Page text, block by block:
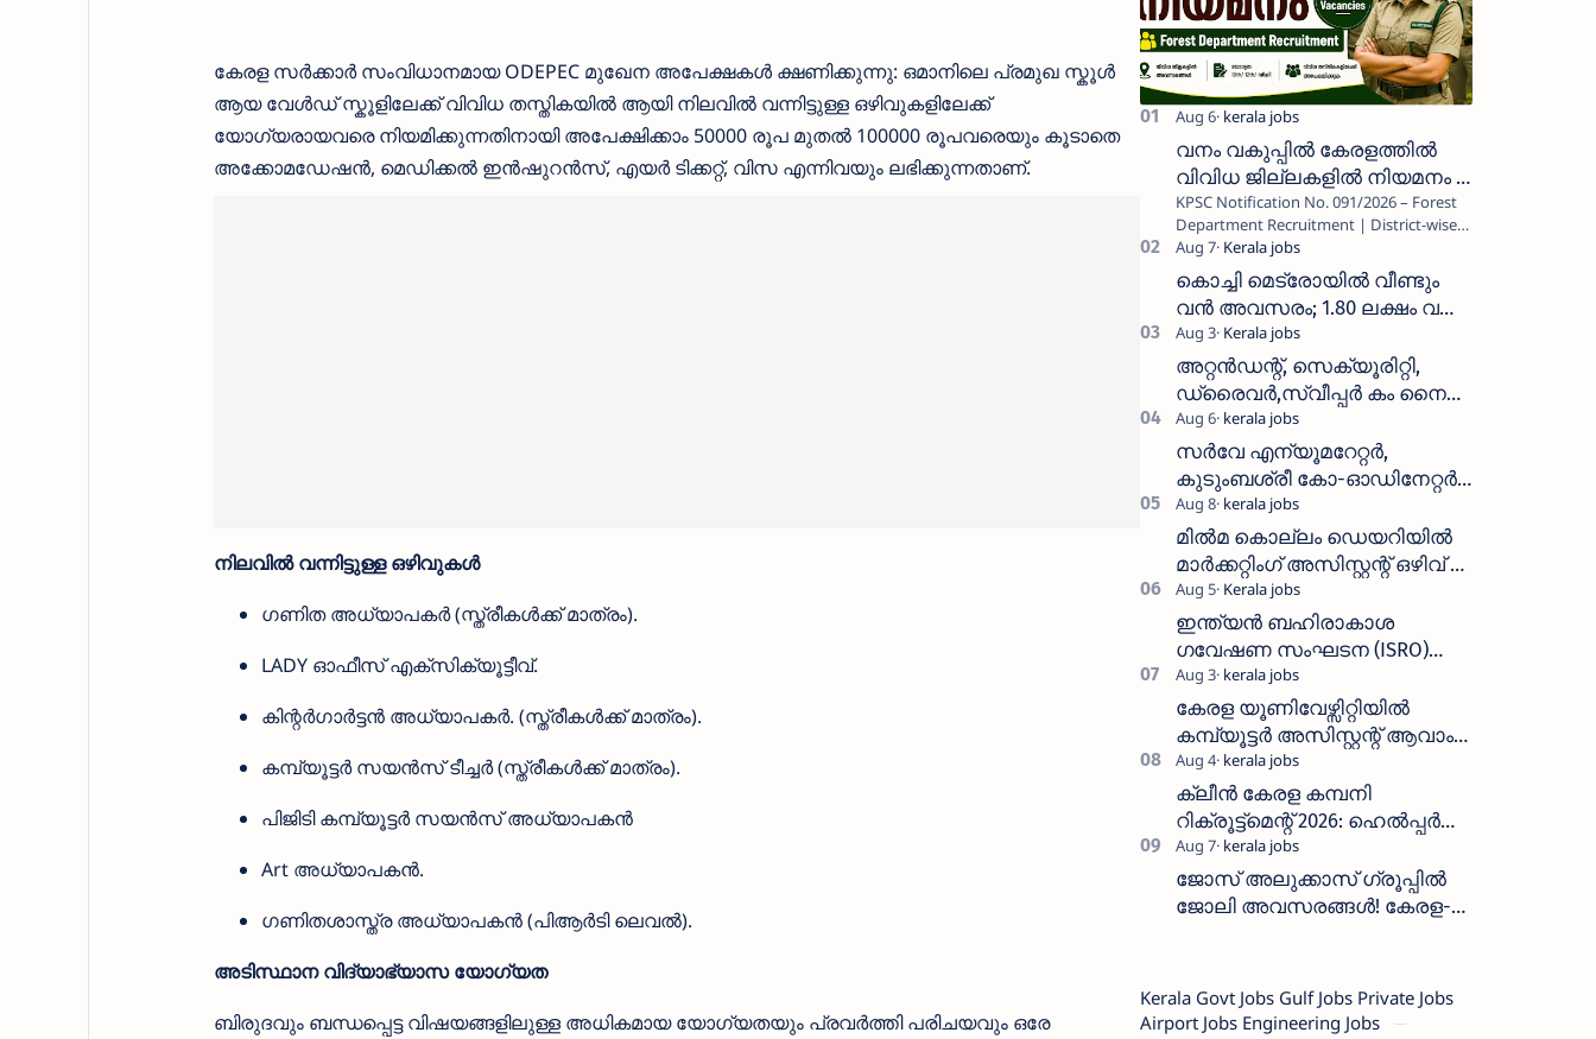
കേരള സർക്കാർ സംവിധാനമായ ODEPEC മുഖേന അപേക്ഷകൾ ക്ഷണിക്കുന്നു: ഒമാനിലെ പ്രമുഖ സ്കൂൾ
ആയ വേൾഡ് സ്കൂളിലേക്ക് വിവിധ തസ്തികയിൽ ആയി നിലവിൽ വന്നിട്ടുള്ള ഒഴിവുകളിലേക്ക്
യോഗ്യരായവരെ നിയമിക്കുന്നതിനായി അപേക്ഷിക്കാം 50000 രൂപ മുതൽ 100000 രൂപവരെയും കൂടാതെ
അക്കോമഡേഷൻ, മെഡിക്കൽ ഇൻഷുറൻസ്, എയർ ടിക്കറ്റ്, വിസ എന്നിവയും ലഭിക്കുന്നതാണ്.
നിലവിൽ വന്നിട്ടുള്ള ഒഴിവുകൾ
ഗണിത അധ്യാപകർ (സ്ത്രീകൾക്ക് മാത്രം).
LADY ഓഫീസ് എക്സിക്യൂട്ടീവ്.
കിന്റർഗാർട്ടൻ അധ്യാപകർ. (സ്ത്രീകൾക്ക് മാത്രം).
കമ്പ്യൂട്ടർ സയൻസ് ടീച്ചർ (സ്ത്രീകൾക്ക് മാത്രം).
പിജിടി കമ്പ്യൂട്ടർ സയൻസ് അധ്യാപകൻ
Art അധ്യാപകൻ.
ഗണിതശാസ്ത്ര അധ്യാപകൻ (പിആർടി ലെവൽ).
അടിസ്ഥാന വിദ്യാഭ്യാസ യോഗ്യത
ബിരുദവും ബന്ധപ്പെട്ട വിഷയങ്ങളിലുള്ള അധികമായ യോഗ്യതയും പ്രവർത്തി പരിചയവും ഒരേ
വനം വകുപ്പിൽ കേരളത്തിൽ
വിവിധ ജില്ലകളിൽ നിയമനം _
Forest Department Recruitment |
District-wise Vacancies
KPSC Notification No. 091/2026 – Forest
Department Recruitment | District-wise
Vacancies പത്തനംതിട്ട, ഇടുക്കി,
എറണാകുളം, തൃശൂർ, പാലക്കാട്…
കൊച്ചി മെട്രോയിൽ വീണ്ടും
വൻ അവസരം; 1.80 ലക്ഷം വരെ
ശമ്പളം വാങ്ങാം, യോഗ്യത
അറിയാം
അറ്റൻഡന്റ്, സെക്യൂരിറ്റി,
ഡ്രൈവർ,സ്വീപ്പർ കം നൈറ്റ്
വാച്ച്മാൻ തുടങ്ങി നിരവധി
ഒഴിവുകൾ
സർവേ എന്യൂമറേറ്റർ,
കുടുംബശ്രീ കോ-ഓഡിനേറ്റർ,
ആശ വർക്കർ ഒഴിവുകളിൽ
അപേക്ഷിക്കാം
മിൽമ കൊല്ലം ഡെയറിയിൽ
മാർക്കറ്റിംഗ് അസിസ്റ്റന്റ് ഒഴിവ് –
വാക്ക് ഇൻ ഇന്റർവ്യൂ ഓഗസ്റ്റ്
11-ന്
ഇന്ത്യൻ ബഹിരാകാശ
ഗവേഷണ സംഘടന (ISRO)
ICRB യിൽ ജോലി അവസരം
:ശമ്പളം 25, 500 രൂപ മുതൽ
കേരള യൂണിവേഴ്സിറ്റിയിൽ
കമ്പ്യൂട്ടർ അസിസ്റ്റന്റ് ആവാം
:അവസാന തീയതി: ഓഗസ്റ്റ് 5 ന്
ക്ലീൻ കേരള കമ്പനി
റിക്രൂട്ട്മെന്റ് 2026: ഹെൽപ്പർ
തസ്തികയിലേക്ക് ഓഗസ്റ്റ് 5-ന്
വാക്ക് ഇൻ ഇന്റർവ്യൂ
ജോസ് അലുക്കാസ് ഗ്രൂപ്പിൽ
ജോലി അവസരങ്ങൾ! കേരള-
റിക്രൂട്ട്മെന്റ്
Kerala Govt Jobs Gulf Jobs Private Jobs
Airport Jobs Engineering Jobs